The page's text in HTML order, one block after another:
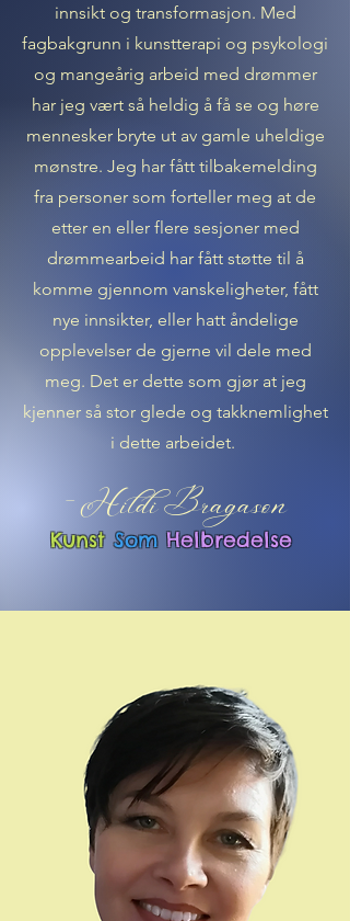
innsikt og transformasjon. Med
fagbakgrunn i kunstterapi og psykologi
og mangeårig arbeid med drømmer
har jeg vært så heldig å få se og høre
mennesker bryte ut av gamle uheldige
mønstre. Jeg har fått tilbakemelding
fra personer som forteller meg at de
etter en eller flere sesjoner med
drømmearbeid har fått støtte til å
komme gjennom vanskeligheter, fått
nye innsikter, eller hatt åndelige
opplevelser de gjerne vil dele med
meg. Det er dette som gjør at jeg
kjenner så stor glede og takknemlighet
i dette arbeidet.
- Hildi Bragason
Kunst Som Helbredelse